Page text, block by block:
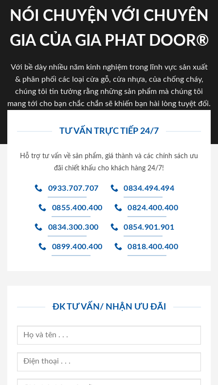
NÓI CHUYỆN VỚI CHUYÊN
GIA CỦA GIA PHAT DOOR®
Với bề dày nhiều năm kinh nghiệm trong lĩnh vực sản xuất
& phân phối các loại cửa gỗ, cửa nhựa, của chống cháy,
chúng tôi tin tưởng rằng những sản phẩm mà chúng tôi
mang tới cho bạn chắc chắn sẽ khiến bạn hài lòng tuyệt đối.
TƯ VẤN TRỰC TIẾP 24/7
Hỗ trợ tư vấn về sản phẩm, giá thành và các chính sách ưu
đãi chiết khấu cho khách hàng 24/7!
0933.707.707 0834.494.494
0855.400.400 0824.400.400
0834.300.300 0854.901.901
0899.400.400 0818.400.400
ĐK TƯ VẤN/ NHẬN ƯU ĐÃI